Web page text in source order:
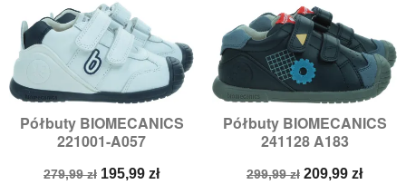
Półbuty BIOMECANICS
221001-A057
Cena
279,99 zł Cena
195,99 zł
Półbuty BIOMECANICS
241128 A183
Cena
299,99 zł Cena
209,99 zł